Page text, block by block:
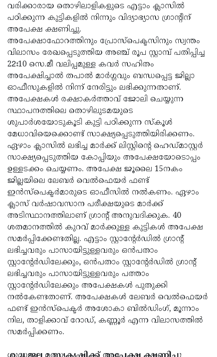
വരിക്കാരായ തൊഴിലാളികളുടെ എട്ടാം ക്ലാസില്‍
പഠിക്കുന്ന കുട്ടികളില്‍ നിന്നും വിദ്യാഭ്യാസ ഗ്രാന്റിന്
അപേക്ഷ ക്ഷണിച്ചു.
അപേക്ഷാഫോറത്തിനും പ്രോസ്‌പെക്ടസിനും സ്വന്തം
വിലാസം രേഖപ്പെടുത്തിയ അഞ്ച് രൂപ സ്റ്റാമ്പ് പതിപ്പിച്ച
22ഃ10 സെ.മീ വലിപ്പമുള്ള കവര്‍ സഹിതം
അപേക്ഷിച്ചാല്‍ തപാല്‍ മാര്‍ഗ്ഗവും ബന്ധപ്പെട്ട ജില്ലാ
ഓഫീസുകളില്‍ നിന്ന് നേരിട്ടും ലഭിക്കുന്നതാണ്.
അപേക്ഷകള്‍ രക്ഷാകര്‍ത്താവ് ജോലി ചെയ്യുന്ന
സ്ഥാപനത്തിലെ തൊഴിലുടമയുടെ
ശുപാര്‍ശയോടുകൂടി കുട്ടി പഠിക്കുന്ന സ്‌കൂള്‍
മേധാവിയെക്കൊണ്ട് സാക്ഷ്യപ്പെടുത്തിയിരിക്കണം.
ഏഴാം ക്ലാസില്‍ ലഭിച്ച മാര്‍ക്ക് ലിസ്റ്റിന്റെ ഹെഡ്മാസ്റ്റര്‍
സാക്ഷ്യപ്പെടുത്തിയ കോപ്പിയും അപേക്ഷയോടൊപ്പം
ഉള്ളടക്കം ചെയ്യണം. അപേക്ഷ ജൂലൈ 15നകം
ജില്ലയിലെ ലേബര്‍ വെല്‍ഫെയര്‍ ഫണ്ട്
ഇന്‍സ്‌പെക്ടര്‍മാരുടെ ഓഫീസില്‍ നല്‍കണം. ഏഴാം
ക്ലാസ് വര്‍ഷാവസാന പരീക്ഷയുടെ മാര്‍ക്ക്
അടിസ്ഥാനത്തിലാണ് ഗ്രാന്റ് അനുവദിക്കുക. 40
ശതമാനത്തില്‍ കുറവ് മാര്‍ക്കുള്ള കുട്ടികള്‍ അപേക്ഷ
സമര്‍പ്പിക്കേണ്ടതില്ല. എട്ടാം സ്റ്റാന്റേര്‍ഡില്‍ ഗ്രാന്റ്
ലഭിച്ചവരും പാസായിട്ടുള്ളവരും ഒന്‍പതാം
സ്റ്റാന്റേര്‍ഡിലേക്കും, ഒന്‍പതാം സ്റ്റാന്റേര്‍ഡില്‍ ഗ്രാന്റ്
ലഭിച്ചവരും പാസായിട്ടുള്ളവരും പത്താം
സ്റ്റാന്റേര്‍ഡിലേക്കും അപേക്ഷകള്‍ പുതുക്കി
നല്‍കേണ്ടതാണ്. അപേക്ഷകള്‍ ലേബര്‍ വെല്‍ഫെയര്‍
ഫണ്ട് ഇന്‍സ്‌പെക്ടര്‍ അശോകാ ബില്‍ഡിംഗ്, മൂന്നാം
നില, താളിക്കാവ് റോഡ്, കണ്ണൂര്‍ എന്ന വിലാസത്തില്‍
സമര്‍പ്പിക്കണം.